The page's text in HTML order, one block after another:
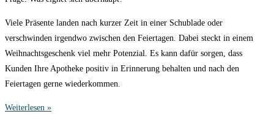
Viele Präsente landen nach kurzer Zeit in einer Schublade oder
verschwinden irgendwo zwischen den Feiertagen. Dabei steckt in einem
Weihnachtsgeschenk viel mehr Potenzial. Es kann dafür sorgen, dass
Kunden Ihre Apotheke positiv in Erinnerung behalten und nach den
Feiertagen gerne wiederkommen.
Weiterlesen »